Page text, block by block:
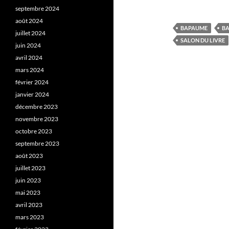
BAPAUME
SALON DU LIVRE
septembre 2024
août 2024
juillet 2024
juin 2024
avril 2024
mars 2024
février 2024
janvier 2024
décembre 2023
novembre 2023
octobre 2023
septembre 2023
août 2023
juillet 2023
juin 2023
mai 2023
avril 2023
mars 2023